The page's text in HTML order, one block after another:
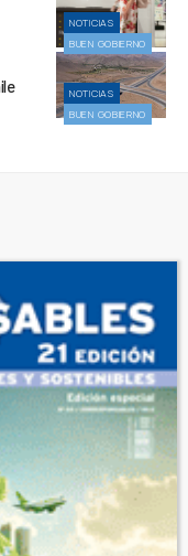
NOTICIAS
BUEN GOBIERNO
NOTICIAS
BUEN GOBIERNO